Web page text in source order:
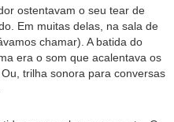
ostentavam o seu tear de
Em muitas delas, na sala de
chamar). A batida do
era o som que acalentava os
trilha sonora para conversas